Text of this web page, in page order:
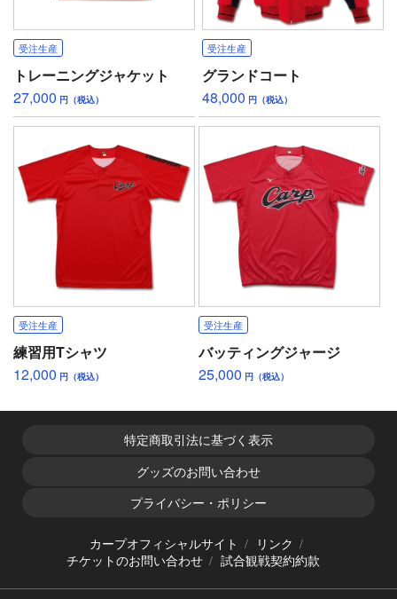
受注生産
トレーニングジャケット
27,000 円（税込）
受注生産
グランドコート
48,000 円（税込）
受注生産
練習用Tシャツ
12,000 円（税込）
受注生産
バッティングジャージ
25,000 円（税込）
特定商取引法に基づく表示
グッズのお問い合わせ
プライバシー・ポリシー
カープオフィシャルサイト
リンク
チケットのお問い合わせ
試合観戦契約約款